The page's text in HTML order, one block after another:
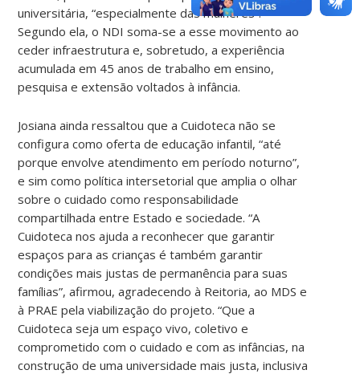
universitária, “especialmente das mulheres”.
Segundo ela, o NDI soma-se a esse movimento ao
ceder infraestrutura e, sobretudo, a experiência
acumulada em 45 anos de trabalho em ensino,
pesquisa e extensão voltados à infância.
Josiana ainda ressaltou que a Cuidoteca não se
configura como oferta de educação infantil, “até
porque envolve atendimento em período noturno”,
e sim como política intersetorial que amplia o olhar
sobre o cuidado como responsabilidade
compartilhada entre Estado e sociedade. “A
Cuidoteca nos ajuda a reconhecer que garantir
espaços para as crianças é também garantir
condições mais justas de permanência para suas
famílias”, afirmou, agradecendo à Reitoria, ao MDS e
à PRAE pela viabilização do projeto. “Que a
Cuidoteca seja um espaço vivo, coletivo e
comprometido com o cuidado e com as infâncias, na
construção de uma universidade mais justa, inclusiva